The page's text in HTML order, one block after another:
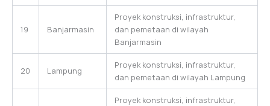
19 Banjarmasin
Proyek konstruksi, infrastruktur,
dan pemetaan di wilayah
Banjarmasin
20 Lampung
Proyek konstruksi, infrastruktur,
dan pemetaan di wilayah Lampung
Proyek konstruksi, infrastruktur,